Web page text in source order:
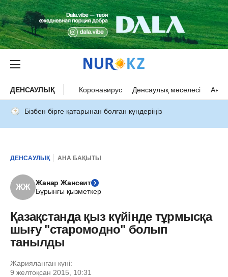
ДЕНСАУЛЫҚ Коронавирус Денсаулық мәселесі Ана
Бізбен бірге қатарынан болған күндеріңіз
ДЕНСАУЛЫҚ АНА БАҚЫТЫ
ЖЖ
Жанар Жансеит
Бұрынғы қызметкер
Қазақстанда қыз күйінде тұрмысқа
шығу "старомодно" болып
танылды
Жарияланған күні:
9 желтоқсан 2015, 10:31